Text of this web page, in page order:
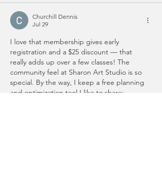
Churchill Dennis
Jul 29
I love that membership gives early
registration and a $25 discount — that
really adds up over a few classes! The
community feel at Sharon Art Studio is so
special. By the way, I keep a free planning
and optimization tool I like to share: